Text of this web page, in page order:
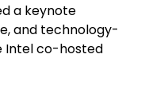
a keynote
and technology-
Intel co-hosted